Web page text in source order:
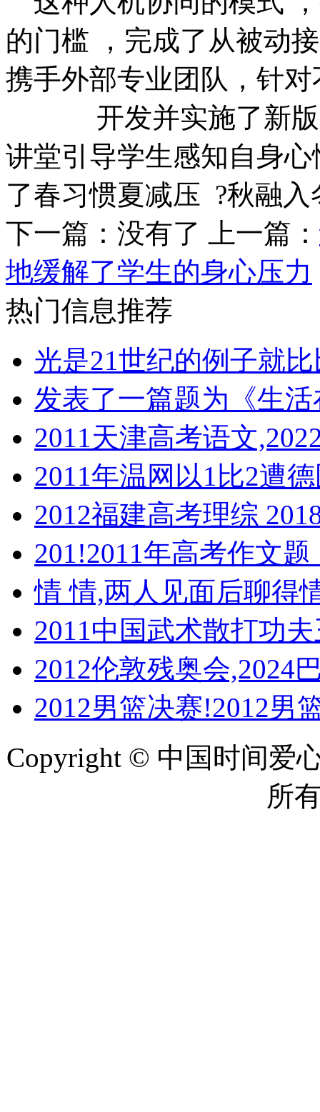
的门槛 ，完成了从被动
携手外部专业团队，针
开发并实施了新版阳
讲堂引导学生感知自身心情
了春习惯夏减压  ?秋融
下一篇：没有了
上一篇：
地缓解了学生的身心压力
热门信息推荐
光是21世纪的例子就
发表了一篇题为《生
2011天津高考语文
2011年温网以1比2遭
2012福建高考理综
201!2011年高考作文
情 情,两人见面后聊得
2011中国武术散打功
2012伦敦残奥会,2024
2012男篮决赛!2012男
Copyright © 中国时间爱
所